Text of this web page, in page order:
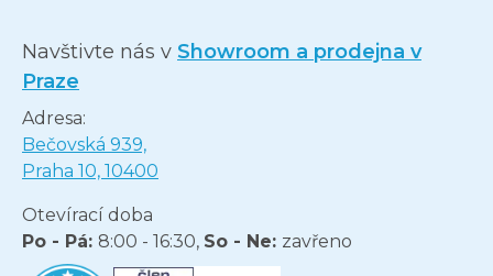
Navštivte nás v Showroom a prodejna v
Praze
Adresa:
Bečovská 939,
Praha 10, 10400
Otevírací doba
Po - Pá: 8:00 - 16:30, So - Ne: zavřeno